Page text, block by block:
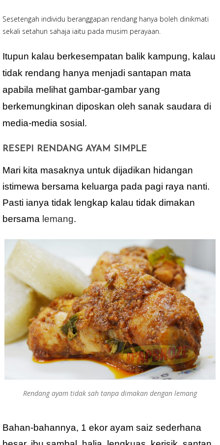
Sesetengah individu beranggapan rendang hanya boleh dinikmati
sekali setahun sahaja iaitu pada musim perayaan.
Itupun kalau berkesempatan balik kampung, kalau
tidak rendang hanya menjadi santapan mata
apabila melihat gambar-gambar yang
berkemungkinan diposkan oleh sanak saudara di
media-media sosial.
RESEPI RENDANG AYAM SIMPLE
Mari kita masaknya untuk dijadikan hidangan
istimewa bersama keluarga pada pagi raya nanti.
Pasti ianya tidak lengkap kalau tidak dimakan
bersama lemang.
Rendang ayam tidak sah tanpa dimakan dengan lemang
Bahan-bahannya, 1 ekor ayam saiz sederhana